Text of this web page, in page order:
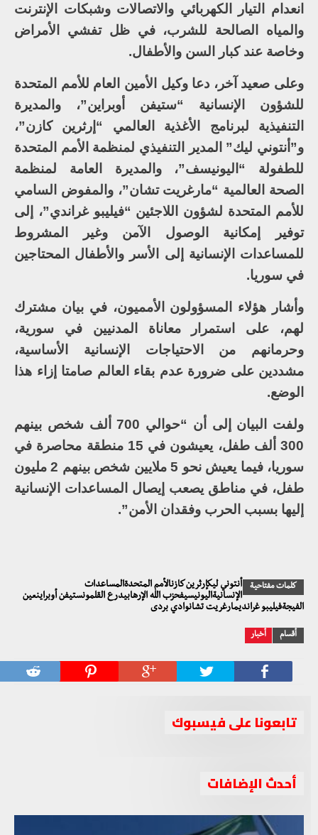
انعدام التيار الكهربائي والاتصالات وشبكات الإنترنت
والمياه الصالحة للشرب، في ظل تفشي الأمراض
وخاصة عند كبار السن والأطفال.
وعلى صعيد آخر، دعا وكيل الأمين العام للأمم المتحدة
للشؤون الإنسانية “ستيفن أوبراين”، والمديرة
التنفيذية لبرنامج الأغذية العالمي “إرثرين كازن”،
و”أنتوني ليك” المدير التنفيذي لمنظمة الأمم المتحدة
للطفولة “اليونيسف”، والمديرة العامة لمنظمة
الصحة العالمية “مارغريت تشان”، والمفوض السامي
للأمم المتحدة لشؤون اللاجئين “فيليبو غراندي”، إلى
توفير إمكانية الوصول الآمن وغير المشروط
للمساعدات الإنسانية إلى الأسر والأطفال المحتاجين
في سوريا.
وأشار هؤلاء المسؤولون الأمميون، في بيان مشترك
لهم، على استمرار معاناة المدنيين في سورية،
وحرمانهم من الاحتياجات الإنسانية الأساسية،
مشددين على ضرورة عدم بقاء العالم صامتا إزاء هذا
الوضع.
ولفت البيان إلى أن “حوالي 700 ألف شخص بينهم
300 ألف طفل، يعيشون في 15 منطقة محاصرة في
سوريا، فيما يعيش نحو 5 ملايين شخص بينهم 2 مليون
طفل، في مناطق يصعب إيصال المساعدات الإنسانية
إليها بسبب الحرب وفقدان الأمن”.
كلمات مفتاحية
أنتوني ليكإرثرين كازنالأمم المتحدةالمساعدات
الإنسانيةاليونيسيفحزب الله الإرهابيدرع القلمونستيفن أوبراينعين
الفيجةفيليبو غرانديمارغريت تشانوادي بردى
أقسام أخبار
تابعونا على فيسبوك
أحدث الإضافات